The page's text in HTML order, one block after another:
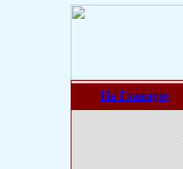
На Главную